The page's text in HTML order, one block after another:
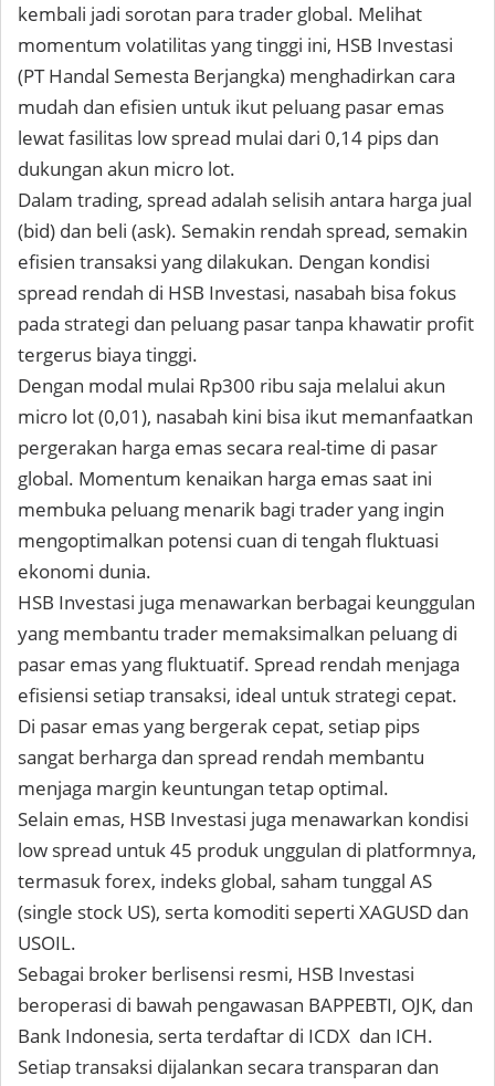
kembali jadi sorotan para trader global. Melihat
momentum volatilitas yang tinggi ini, HSB Investasi
(PT Handal Semesta Berjangka) menghadirkan cara
mudah dan efisien untuk ikut peluang pasar emas
lewat fasilitas low spread mulai dari 0,14 pips dan
dukungan akun micro lot.
Dalam trading, spread adalah selisih antara harga jual
(bid) dan beli (ask). Semakin rendah spread, semakin
efisien transaksi yang dilakukan. Dengan kondisi
spread rendah di HSB Investasi, nasabah bisa fokus
pada strategi dan peluang pasar tanpa khawatir profit
tergerus biaya tinggi.
Dengan modal mulai Rp300 ribu saja melalui akun
micro lot (0,01), nasabah kini bisa ikut memanfaatkan
pergerakan harga emas secara real-time di pasar
global. Momentum kenaikan harga emas saat ini
membuka peluang menarik bagi trader yang ingin
mengoptimalkan potensi cuan di tengah fluktuasi
ekonomi dunia.
HSB Investasi juga menawarkan berbagai keunggulan
yang membantu trader memaksimalkan peluang di
pasar emas yang fluktuatif. Spread rendah menjaga
efisiensi setiap transaksi, ideal untuk strategi cepat.
Di pasar emas yang bergerak cepat, setiap pips
sangat berharga dan spread rendah membantu
menjaga margin keuntungan tetap optimal.
Selain emas, HSB Investasi juga menawarkan kondisi
low spread untuk 45 produk unggulan di platformnya,
termasuk forex, indeks global, saham tunggal AS
(single stock US), serta komoditi seperti XAGUSD dan
USOIL.
Sebagai broker berlisensi resmi, HSB Investasi
beroperasi di bawah pengawasan BAPPEBTI, OJK, dan
Bank Indonesia, serta terdaftar di ICDX dan ICH.
Setiap transaksi dijalankan secara transparan dan